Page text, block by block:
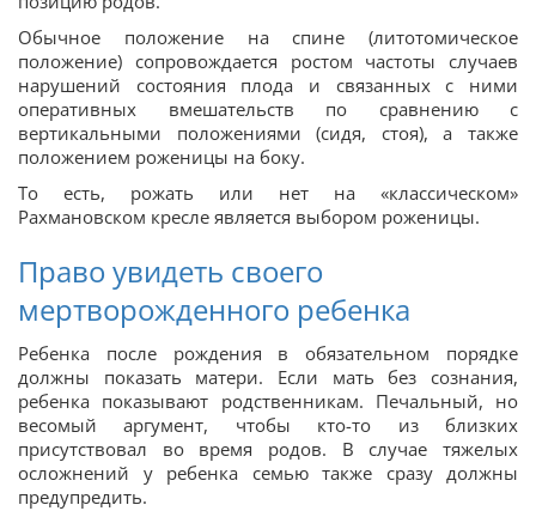
Обычное положение на спине (литотомическое
положение) сопровождается ростом частоты случаев
нарушений состояния плода и связанных с ними
оперативных вмешательств по сравнению с
вертикальными положениями (сидя, стоя), а также
положением роженицы на боку.
То есть, рожать или нет на «классическом»
Рахмановском кресле является выбором роженицы.
Право увидеть своего
мертворожденного ребенка
Ребенка после рождения в обязательном порядке
должны показать матери. Если мать без сознания,
ребенка показывают родственникам. Печальный, но
весомый аргумент, чтобы кто-то из близких
присутствовал во время родов. В случае тяжелых
осложнений у ребенка семью также сразу должны
предупредить.